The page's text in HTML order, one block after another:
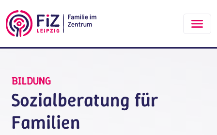
BILDUNG
Sozialberatung für
Familien